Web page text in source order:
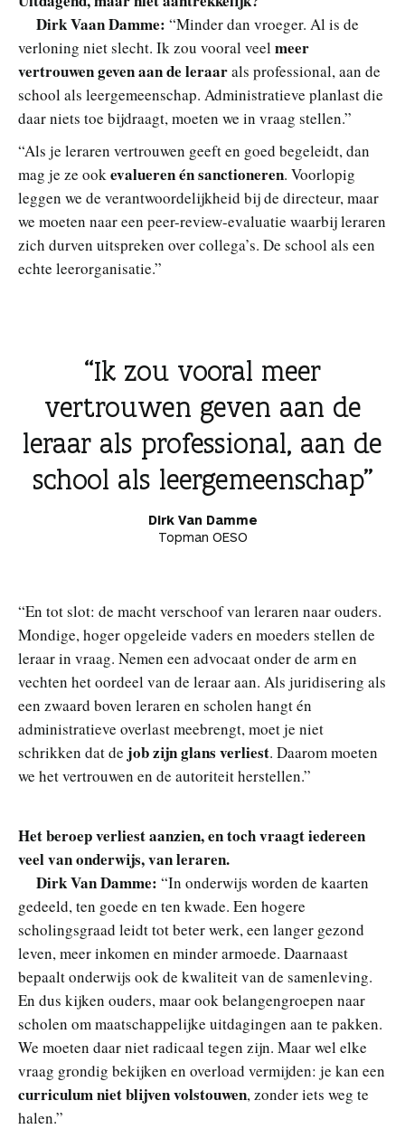
Dirk Vaan Damme: “Minder dan vroeger. Al is de
verloning niet slecht. Ik zou vooral veel meer
vertrouwen geven aan de leraarals professional, aan de
school als leergemeenschap. Administratieve planlast die
daar niets toe bijdraagt, moeten we in vraag stellen.”
“Als je leraren vertrouwen geeft en goed begeleidt, dan
mag je ze ookevalueren én sanctioneren. Voorlopig
leggen we de verantwoordelijkheid bij de directeur, maar
we moeten naar een peer-review-evaluatie waarbij leraren
zich durven uitspreken over collega’s. De school als een
echte leerorganisatie.”
Ik zou vooral meer
vertrouwen geven aan de
leraar als professional, aan de
school als leergemeenschap
Dirk Van Damme
Topman OESO
“En tot slot: de macht verschoof van leraren naar ouders.
Mondige, hoger opgeleide vaders en moeders stellen de
leraar in vraag. Nemen een advocaat onder de arm en
vechten het oordeel van de leraar aan. Als juridisering als
een zwaard boven leraren en scholen hangt én
administratieve overlast meebrengt, moet je niet
schrikken dat de job zijn glans verliest. Daarom moeten
we het vertrouwen en de autoriteit herstellen.”
Het beroep verliest aanzien, en toch vraagt iedereen
veel van onderwijs, van leraren.
Dirk Van Damme: “In onderwijs worden de kaarten
gedeeld, ten goede en ten kwade. Een hogere
scholingsgraad leidt tot beter werk, een langer gezond
leven, meer inkomen en minder armoede. Daarnaast
bepaalt onderwijs ook de kwaliteit van de samenleving.
En dus kijken ouders, maar ook belangengroepen naar
scholen om maatschappelijke uitdagingen aan te pakken.
We moeten daar niet radicaal tegen zijn. Maar wel elke
vraag grondig bekijken en overload vermijden: je kan een
curriculum niet blijven volstouwen, zonder iets weg te
halen.”